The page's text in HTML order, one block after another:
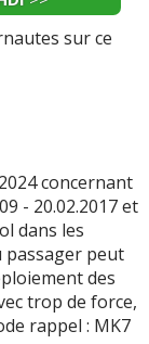
à 112000
tarif
de mon
de 1.7 ...Lire la
pour un
tous se
2 ou 3 fois
dans les
92 ch>>
sur ce
concernant
- 20.02.2017 et
dans les
passager peut
des
trop de force,
rappel : MK7